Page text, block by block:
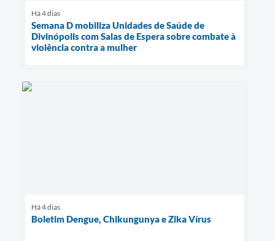
Há 4 dias
Semana D mobiliza Unidades de Saúde de
Divinópolis com Salas de Espera sobre combate à
violência contra a mulher
Há 4 dias
Boletim Dengue, Chikungunya e Zika Vírus